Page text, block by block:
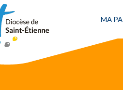
MA